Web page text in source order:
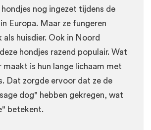
nog ingezet tijdens de
Europa. Maar ze fungeren
als huisdier. Ook in Noord
hondjes razend populair. Wat
maakt is hun lange lichaam met
Dat zorgde ervoor dat ze de
dog" hebben gekregen, wat
betekent.